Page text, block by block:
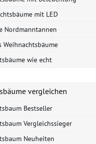
mit LED
Nordmanntannen
Weihnachtsbäume
wie echt
vergleichen
Bestseller
Vergleichssieger
Neuheiten